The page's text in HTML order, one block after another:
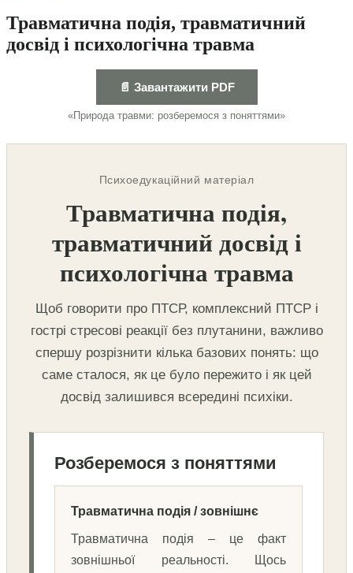
Травматична подія, травматичний
досвід і психологічна травма
📄 Завантажити PDF
«Природа травми: розберемося з поняттями»
Психоедукаційний матеріал
Травматична подія,
травматичний досвід і
психологічна травма
Щоб говорити про ПТСР, комплексний ПТСР і
гострі стресові реакції без плутанини, важливо
спершу розрізнити кілька базових понять: що
саме сталося, як це було пережито і як цей
досвід залишився всередині психіки.
Розберемося з поняттями
Травматична подія / зовнішнє
Травматична подія – це факт
зовнішньої реальності. Щось